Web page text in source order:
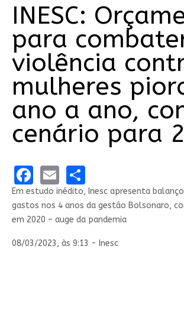
INESC:
para
violência
mulheres
ano a ano,
cenário para
Facebook
EmailShare
Em estudo inédito, Inesc apresenta
gastos nos 4 anos da gestão Bolsonaro,
em 2020 – auge da pandemia
08/03/2023, às 9:13 - Inesc